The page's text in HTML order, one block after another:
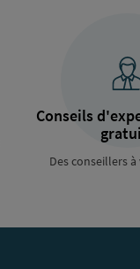
Conseils
Des conseillers